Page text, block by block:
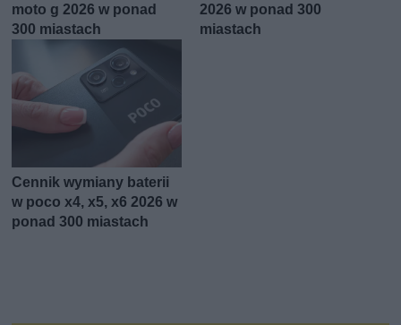
moto g 2026 w ponad
300 miastach
2026 w ponad 300
miastach
Cennik wymiany baterii
w poco x4, x5, x6 2026 w
ponad 300 miastach